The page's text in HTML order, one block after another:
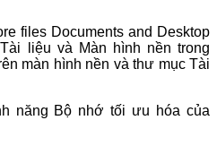
files Documents and Desktop
liệu và Màn hình nền trong
màn hình nền và thư mục Tài
năng Bộ nhớ tối ưu hóa của